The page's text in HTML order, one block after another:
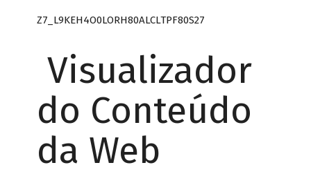
Z7_L9KEH4O0LORH80ALCLTPF80S27
Visualizador
do Conteúdo
da Web